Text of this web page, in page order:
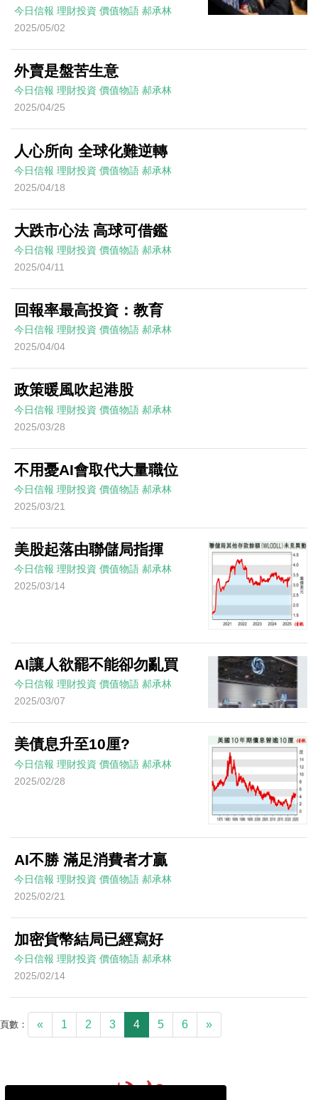
今日信報 理財投資 價值物語 郝承林
2025/05/02
外賣是盤苦生意
今日信報 理財投資 價值物語 郝承林
2025/04/25
人心所向 全球化難逆轉
今日信報 理財投資 價值物語 郝承林
2025/04/18
大跌市心法 高球可借鑑
今日信報 理財投資 價值物語 郝承林
2025/04/11
回報率最高投資：教育
今日信報 理財投資 價值物語 郝承林
2025/04/04
政策暖風吹起港股
今日信報 理財投資 價值物語 郝承林
2025/03/28
不用憂AI會取代大量職位
今日信報 理財投資 價值物語 郝承林
2025/03/21
美股起落由聯儲局指揮
今日信報 理財投資 價值物語 郝承林
2025/03/14
AI讓人欲罷不能卻勿亂買
今日信報 理財投資 價值物語 郝承林
2025/03/07
美債息升至10厘?
今日信報 理財投資 價值物語 郝承林
2025/02/28
AI不勝 滿足消費者才贏
今日信報 理財投資 價值物語 郝承林
2025/02/21
加密貨幣結局已經寫好
今日信報 理財投資 價值物語 郝承林
2025/02/14
頁數： « 1 2 3 4 5 6 »